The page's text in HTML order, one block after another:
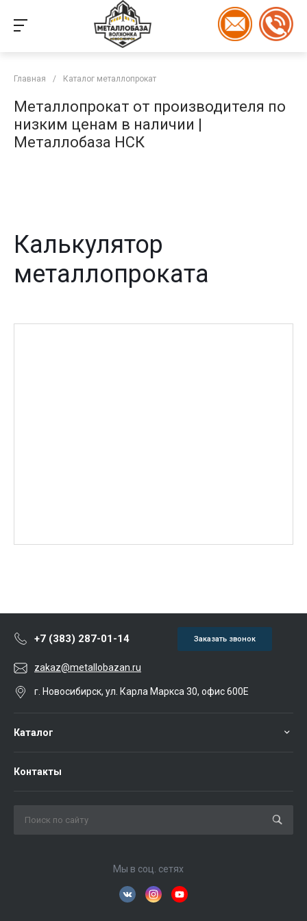
Главная / Каталог металлопрокат
Металлопрокат от производителя по
низким ценам в наличии |
Металлобаза НСК
Калькулятор
металлопроката
+7 (383) 287-01-14 Заказать звонок
zakaz@metallobazan.ru
г. Новосибирск, ул. Карла Маркса 30, офис 600Е
Каталог
Контакты
Мы в соц. сетях